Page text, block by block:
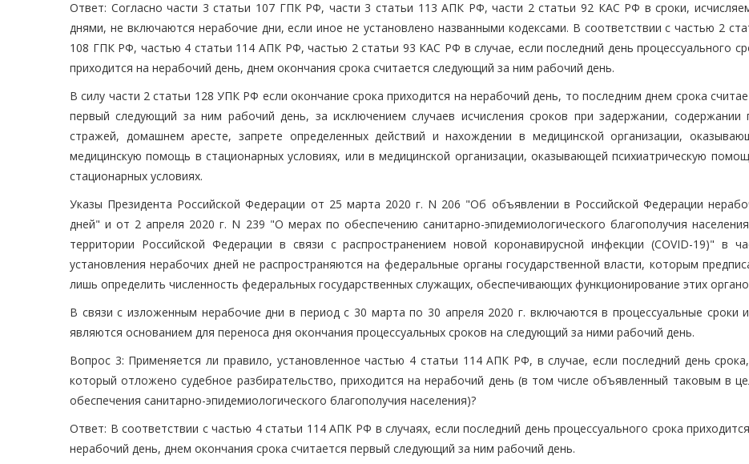
Ответ: Согласно части 3 статьи 107 ГПК РФ, части 3 статьи 113 АПК РФ, части 2 статьи 92 КАС РФ в сроки,
днями, не включаются нерабочие дни, если иное не установлено названными кодексами. В соответствии с частью 2
108 ГПК РФ, частью 4 статьи 114 АПК РФ, частью 2 статьи 93 КАС РФ в случае, если последний день процессуального
приходится на нерабочий день, днем окончания срока считается следующий за ним рабочий день.
В силу части 2 статьи 128 УПК РФ если окончание срока приходится на нерабочий день, то последним днем срока
первый следующий за ним рабочий день, за исключением случаев исчисления сроков при задержании, содержании
стражей, домашнем аресте, запрете определенных действий и нахождении в медицинской организации,
медицинскую помощь в стационарных условиях, или в медицинской организации, оказывающей психиатрическую
стационарных условиях.
Указы Президента Российской Федерации от 25 марта 2020 г. N 206 "Об объявлении в Российской Федерации
дней" и от 2 апреля 2020 г. N 239 "О мерах по обеспечению санитарно-эпидемиологического благополучия
территории Российской Федерации в связи с распространением новой коронавирусной инфекции (COVID-19)" в
установления нерабочих дней не распространяются на федеральные органы государственной власти, которым
лишь определить численность федеральных государственных служащих, обеспечивающих функционирование этих
В связи с изложенным нерабочие дни в период с 30 марта по 30 апреля 2020 г. включаются в процессуальные сроки
являются основанием для переноса дня окончания процессуальных сроков на следующий за ними рабочий день.
Вопрос 3: Применяется ли правило, установленное частью 4 статьи 114 АПК РФ, в случае, если последний день
который отложено судебное разбирательство, приходится на нерабочий день (в том числе объявленный таковым в
обеспечения санитарно-эпидемиологического благополучия населения)?
Ответ: В соответствии с частью 4 статьи 114 АПК РФ в случаях, если последний день процессуального срока
нерабочий день, днем окончания срока считается первый следующий за ним рабочий день.